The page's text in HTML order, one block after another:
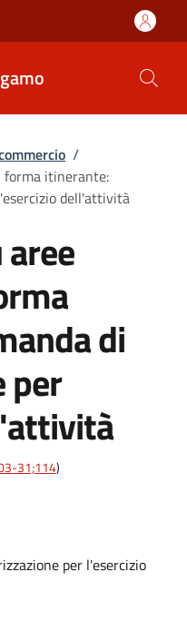
/
forma itinerante:
dell'attività
di
per
31;114)
per l'esercizio